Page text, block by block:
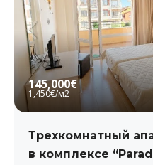
145,000€
1,450€/м2
Трехкомнатный
в комплексе